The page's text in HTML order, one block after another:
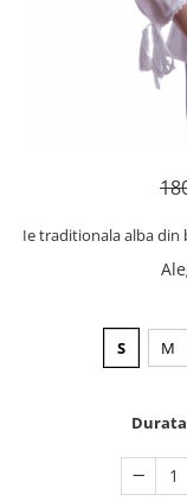
Ie traditionala alba din
S M